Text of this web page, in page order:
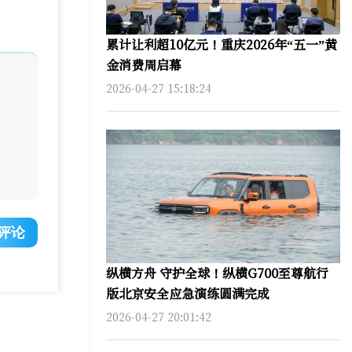
论
累计让利超10亿元！重庆2026年“五一”黄
金消费周启幕
2026-04-27 15:18:24
纵横方舟 守护全球！纵横G700至尊航行
版北京安全应急演练圆满完成
2026-04-27 20:01:42